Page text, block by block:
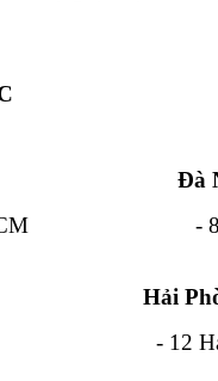
- 841
Hải
Triều,